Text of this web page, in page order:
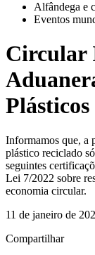
Alfândega e
Eventos
Circular
Informamos que, a
plástico reciclado
seguintes
Lei 7/2022 sobre
economia circular.
11 de janeiro de
Compartilhar